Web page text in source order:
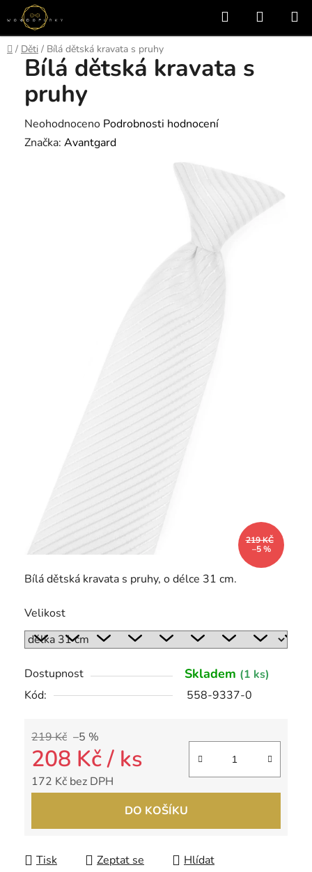
Přejít
na
obsah
Hledat
KOŠÍK
Domů
/ Děti / Bílá dětská kravata s pruhy
Bílá dětská kravata s pruhy, o délce 31 cm.
Velikost
Dostupnost Skladem (1 ks)
Kód:
558-9337-0
219 Kč –5 %
208 Kč/ ks
172 Kč bez DPH
DO KOŠÍKU
Tisk Zeptat se Hlídat
Bílá dětská kravata s
pruhy
Průměrné
hodnocení
Neohodnoceno Podrobnosti hodnocení
Značka: Avantgard
219 KČ
–5 %